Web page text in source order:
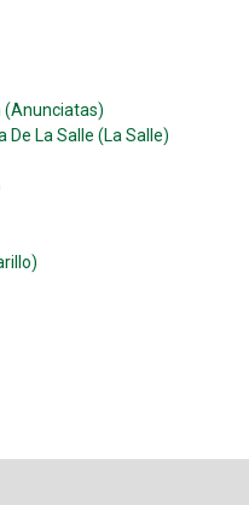
(Anunciatas)
La Salle (La Salle)